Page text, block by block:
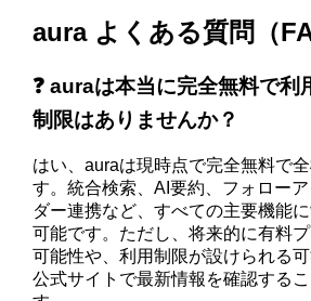
aura よくある質問（
❓ auraは本当に完全無料で利
制限はありませんか？
はい、auraは現時点で完全無料で
す。統合検索、AI要約、フォロー
ダー連携など、すべての主要機能
可能です。ただし、将来的に有料
可能性や、利用制限が設けられる可
公式サイトで最新情報を確認する